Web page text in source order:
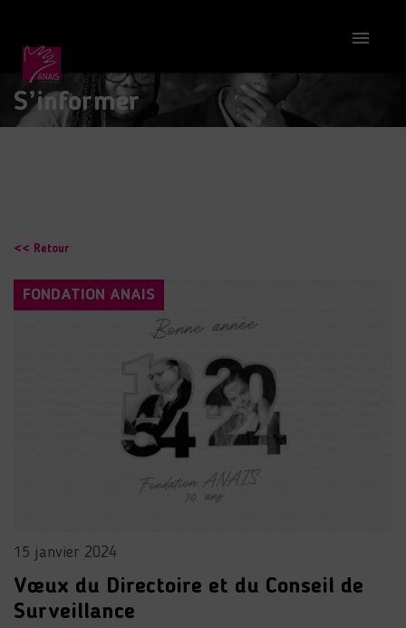

S’informer
<< Retour
FONDATION ANAIS
15 janvier 2024
Vœux du Directoire et du Conseil de
Surveillance